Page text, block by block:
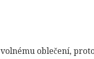
oblečení,